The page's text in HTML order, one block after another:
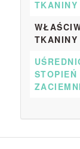
TKANINY
TKANINY
STOPIEŃ